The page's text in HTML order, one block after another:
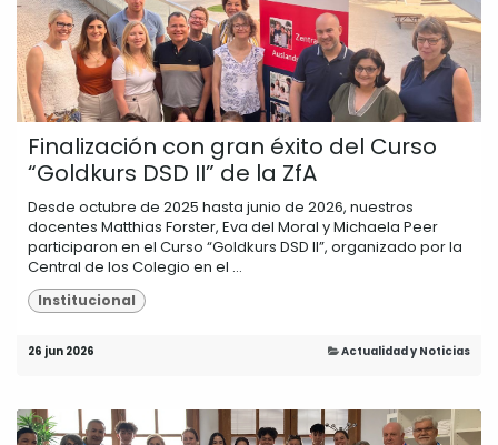
Finalización con gran éxito del Curso
“Goldkurs DSD II” de la ZfA
Desde octubre de 2025 hasta junio de 2026, nuestros
docentes Matthias Forster, Eva del Moral y Michaela Peer
participaron en el Curso “Goldkurs DSD II”, organizado por la
Central de los Colegio en el ...
Institucional
26 jun 2026 Actualidad y Noticias